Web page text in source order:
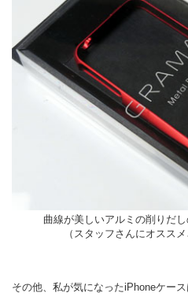
曲線が美しいアルミの削りだ
（スタッフさんにオスス
その他、私が気になったiPhoneケース